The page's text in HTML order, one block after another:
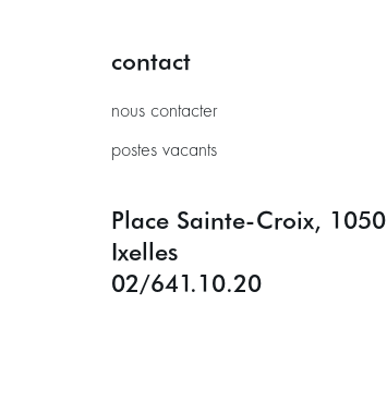
contact
nous contacter
postes vacants
Place Sainte-Croix, 1050
Ixelles
02/641.10.20